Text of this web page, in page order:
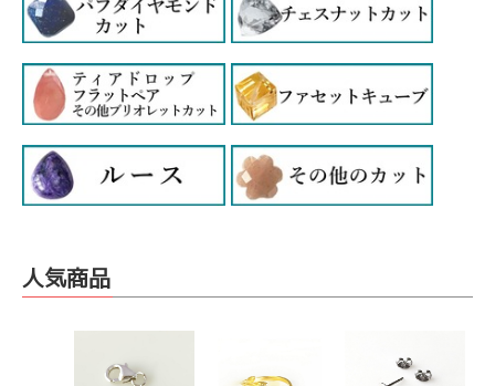
人気商品